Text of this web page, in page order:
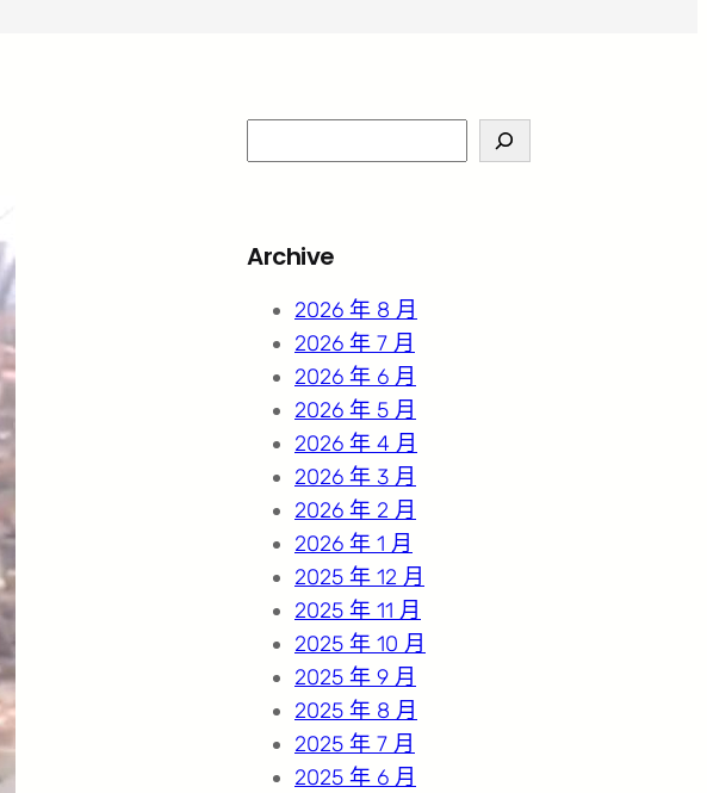
e
c
Archive
2026 年 8 月
2026 年 7 月
2026 年 6 月
2026 年 5 月
2026 年 4 月
2026 年 3 月
2026 年 2 月
2026 年 1 月
2025 年 12 月
2025 年 11 月
2025 年 10 月
2025 年 9 月
2025 年 8 月
2025 年 7 月
2025 年 6 月